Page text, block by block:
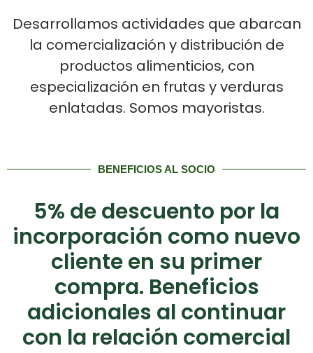
Desarrollamos actividades que abarcan
la comercialización y distribución de
productos alimenticios, con
especialización en frutas y verduras
enlatadas. Somos mayoristas.
BENEFICIOS AL SOCIO
5% de descuento por la
incorporación como nuevo
cliente en su primer
compra. Beneficios
adicionales al continuar
con la relación comercial